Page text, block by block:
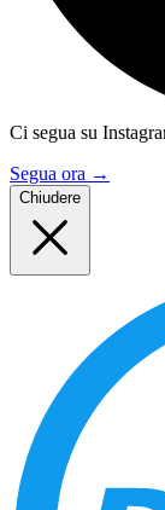
Ci segua su
Segua ora →
Chiudere